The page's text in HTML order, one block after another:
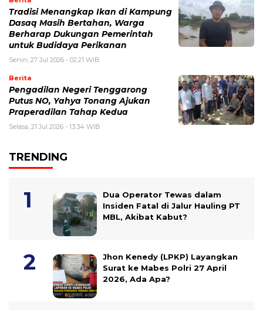
Tradisi Menangkap Ikan di Kampung
Dasaq Masih Bertahan, Warga
Berharap Dukungan Pemerintah
untuk Budidaya Perikanan
Senin, 27 Jul 2026 - 02:21 WIB
Berita
Pengadilan Negeri Tenggarong
Putus NO, Yahya Tonang Ajukan
Praperadilan Tahap Kedua
Selasa, 21 Jul 2026 - 13:34 WIB
TRENDING
Dua Operator Tewas dalam
Insiden Fatal di Jalur Hauling PT
MBL, Akibat Kabut?
Jhon Kenedy (LPKP) Layangkan
Surat ke Mabes Polri 27 April
2026, Ada Apa?